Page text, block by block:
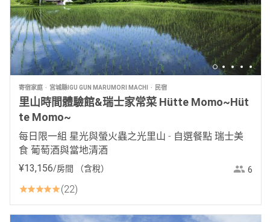
寄宿家庭 宮城縣IGU GUN MARUMORI MACHI 民宿
里山時間體驗館&瑞士家常菜 Hütte Momo~Hüt
te Momo~
每日限一組 星光與螢火蟲之光里山 - 自選餐點 瑞士美
食 葡萄酒與當地清酒
¥13,156/房間 （含稅） 6
22